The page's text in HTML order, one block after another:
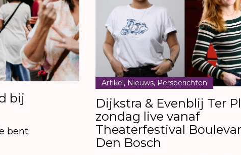
bij
bent.
Dijkstra & Evenblij Ter
zondag live vanaf
Theaterfestival
Den Bosch
Artikel, Nieuws, Persberichten